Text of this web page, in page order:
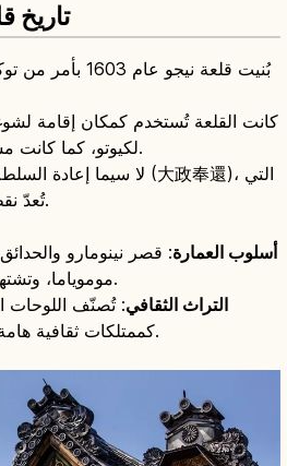
تاريخ
بُنيت قلعة نيجو
كانت القلعة تُستخدم كمكان إقامة
لكيوتو، كما كانت مسرحًا لأحداث سياسية مهمة.
تُعدّ نقطة تحول في التاريخ الياباني.
أسلوب العمارة: قصر نينومارو
موموياما، وتشتهر بزخارفها الباذخة والفخمة.
التراث الثقافي: تُصنّف اللوحات
كممتلكات ثقافية هامة، وجمالها يستحق المشاهدة.